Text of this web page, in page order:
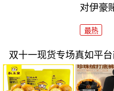
对伊豪
最热
双十一现货专场真如平台